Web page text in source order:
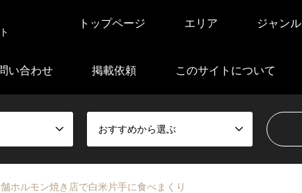
トップページ エリア ジャンル
い合わせ 掲載依頼 このサイトについて
おすすめから選ぶ
ホルモン焼き店で白米片手に食べまくり